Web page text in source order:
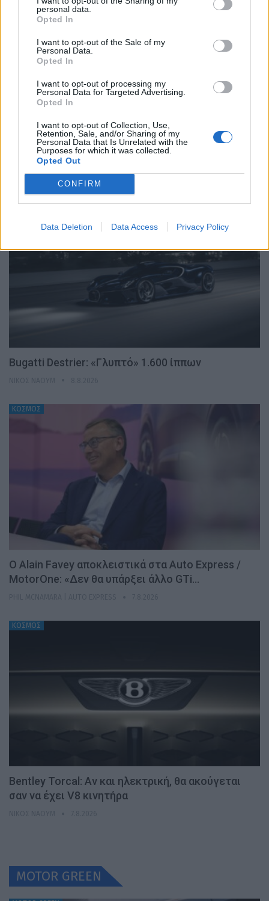
personal data.
Opted In
I want to opt-out of the Sale of my
Personal Data.
Opted In
I want to opt-out of processing my
Personal Data for Targeted Advertising.
Opted In
I want to opt-out of Collection, Use,
Retention, Sale, and/or Sharing of my
Personal Data that Is Unrelated with the
Purposes for which it was collected.
Opted Out
CONFIRM
Data Deletion Data Access Privacy Policy
ΕΠΙΚΑΙΡΟΤΗΤΑ
ΠΑΡΟΥΣΙΑΣΕΙΣ
Bugatti Destrier: «Γλυπτό» 1.600 ίππων
ΚΟΣΜΟΣ
Ο Alain Favey αποκλειστικά στα Auto Express /
MotorOne: «Δεν θα υπάρξει άλλο GTi…
ΚΟΣΜΟΣ
Bentley Torcal: Αν και ηλεκτρική, θα ακούγεται
σαν να έχει V8 κινητήρα
MOTOR GREEN